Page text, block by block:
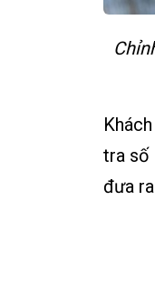
tra số
đưa